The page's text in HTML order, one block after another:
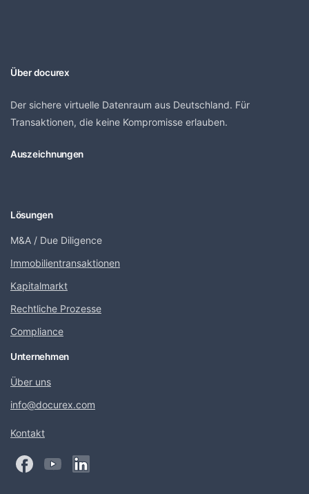
Über docurex
Der sichere virtuelle Datenraum aus Deutschland. Für
Transaktionen, die keine Kompromisse erlauben.
Auszeichnungen
Lösungen
M&A / Due Diligence
Immobilientransaktionen
Kapitalmarkt
Rechtliche Prozesse
Compliance
Unternehmen
Über uns
info@docurex.com
Kontakt